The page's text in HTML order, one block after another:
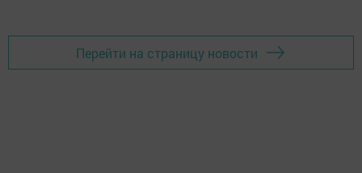
Перейти на страницу новости